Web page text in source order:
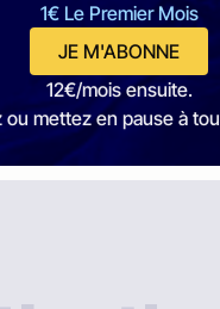
1€ Le Premier Mois
JE M'ABONNE
12€/mois ensuite.
ou mettez en pause à